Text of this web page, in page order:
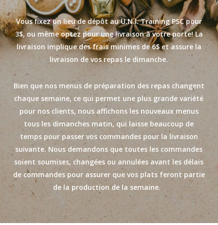
Vous fixezun lieu de dépôt au U.N.I. Training PSC pour
3$, ou même optez pour une livraison à votre porte! La
livraison implique des frais minimes de 6$ et assure la
livraison de vos repas le dimanche.
Bien que nos menus de préparation des repas changent
chaque semaine, ce qui permet une plus grande variété
pour nos clients, nous affichons les nouveaux menus
tous les dimanches matin, qui laisse beaucoup de
temps pour passer vos commandes pour la livraison
suivante. Nous demandons que toutes les commandes
soient soumises, changées ou annulées avant les délais
de commandes pour assurer que vos platsferont partie
de la production de la semaine.